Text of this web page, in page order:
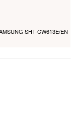
SHT-CW613E/EN